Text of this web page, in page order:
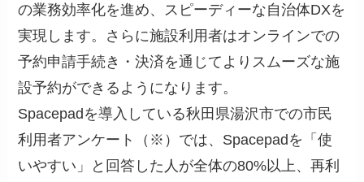
の業務効率化を進め、スピーディーな自治体DXを
実現します。さらに施設利用者はオンラインでの
予約申請手続き・決済を通じてよりスムーズな施
設予約ができるようになります。
Spacepadを導入している秋田県湯沢市での市民
利用者アンケート（※）では、Spacepadを「使
いやすい」と回答した人が全体の80%以上、再利